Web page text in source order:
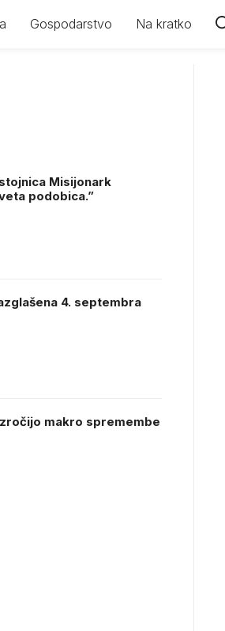
Gospodarstvo Na kratko
Misijonark
podobica.”
4. septembra
makro spremembe